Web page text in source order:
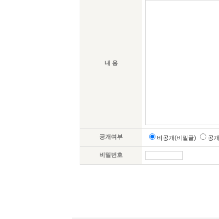
내 용
공개여부 비공개(비밀글) 공개
비밀번호